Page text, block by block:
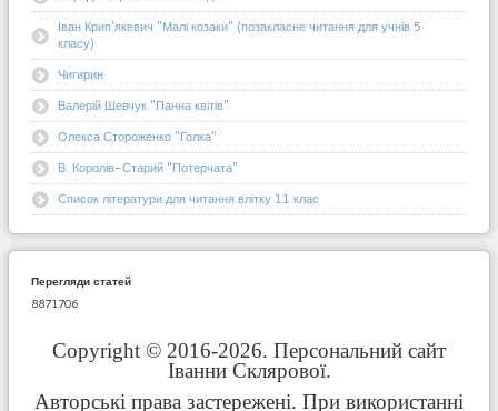
Іван Крип'якевич "Малі козаки" (позакласне читання для учнів 5
класу)
Чигирин
Валерій Шевчук "Панна квітів"
Олекса Стороженко "Голка"
В. Королів-Старий "Потерчата"
Список літератури для читання влітку 11 клас
Перегляди статей
8871706
Copyright © 2016-2026. Персональний сайт
Іванни Склярової.
Авторські права застережені. При використанні